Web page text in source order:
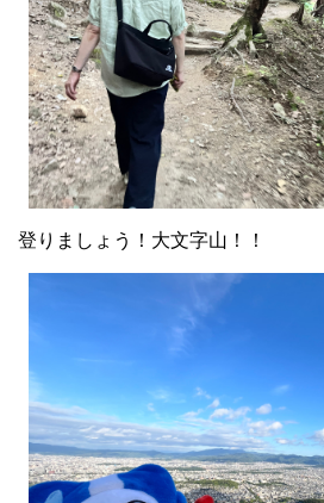
登りましょう！大文字山！！